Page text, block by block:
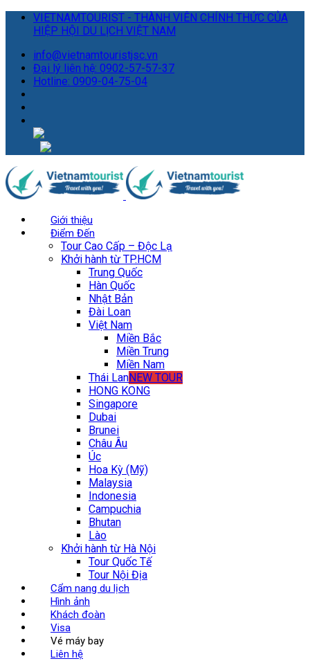
VIETNAMTOURIST - THÀNH VIÊN CHÍNH THỨC CỦA
HIỆP HỘI DU LỊCH VIỆT NAM
info@vietnamtouristjsc.vn
Đại lý liên hệ: 0902-57-57-37
Hotline: 0909-04-75-04
Giới thiệu
Điểm Đến
Tour Cao Cấp – Độc Lạ
Khởi hành từ TP.HCM
Trung Quốc
Hàn Quốc
Nhật Bản
Đài Loan
Việt Nam
Miền Bắc
Miền Trung
Miền Nam
Thái LanNEW TOUR
HONG KONG
Singapore
Dubai
Brunei
Châu Âu
Úc
Hoa Kỳ (Mỹ)
Malaysia
Indonesia
Campuchia
Bhutan
Lào
Khởi hành từ Hà Nội
Tour Quốc Tế
Tour Nội Địa
Cẩm nang du lịch
Hình ảnh
Khách đoàn
Visa
Vé máy bay
Liên hệ